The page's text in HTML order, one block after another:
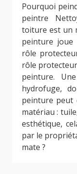
Pourquoi
peintre
toiture est un
peinture joue
rôle
rôle
peinture.
hydrofuge,
peinture peut
matériau :
esthétique,
par le
mate ?